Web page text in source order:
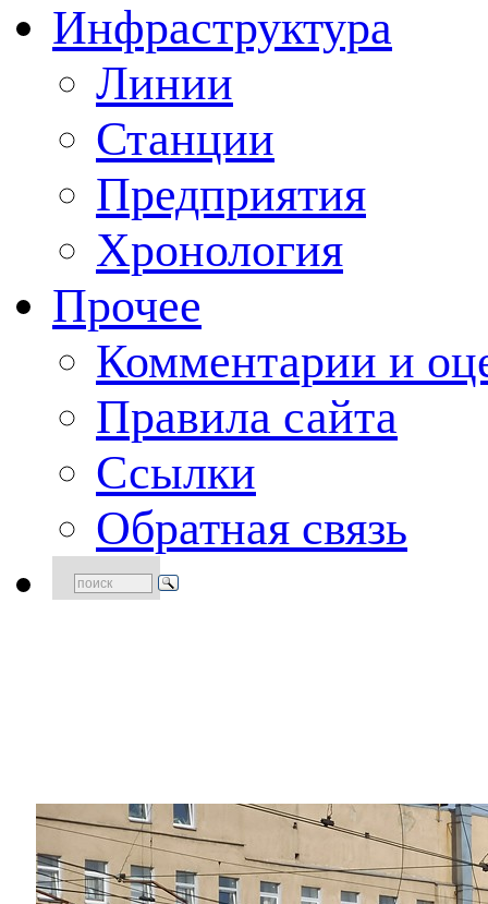
Инфраструктура
Линии
Станции
Предприятия
Хронология
Прочее
Комментарии и
Правила сайта
Ссылки
Обратная связь